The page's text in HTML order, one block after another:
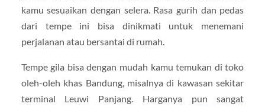
kamu sesuaikan dengan selera. Rasa gurih dan pedas
dari tempe ini bisa dinikmati untuk menemani
perjalanan atau bersantai di rumah.
Tempe gila bisa dengan mudah kamu temukan di toko
oleh-oleh khas Bandung, misalnya di kawasan sekitar
terminal Leuwi Panjang. Harganya pun sangat